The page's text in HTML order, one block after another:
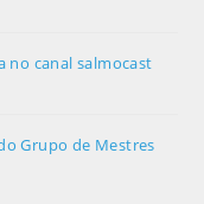
no canal salmocast
Grupo de Mestres